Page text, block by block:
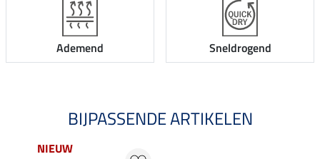
Ademend Sneldrogend
BIJPASSENDE ARTIKELEN
NIEUW